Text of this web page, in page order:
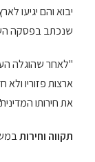
יבוא והם יגיעו
שנכתב בפסקה
"לאחר שהוגלה
ארצות פזוריו
את חירותו
תקווה וחירות